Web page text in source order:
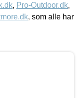
, Pro-Outdoor.dk,
, som alle har